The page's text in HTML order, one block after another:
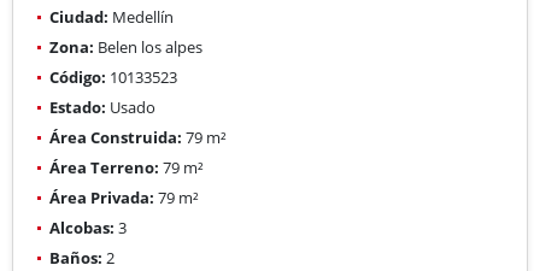
Ciudad: Medellín
Zona: Belen los alpes
Código: 10133523
Estado: Usado
Área Construida: 79 m²
Área Terreno: 79 m²
Área Privada: 79 m²
Alcobas: 3
Baños: 2